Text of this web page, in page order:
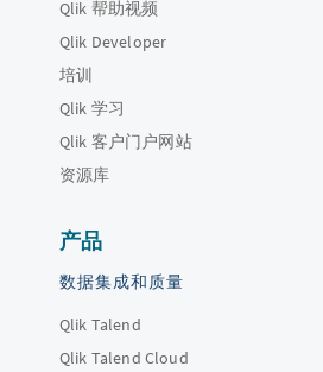
Qlik 帮助视频
Qlik Developer
培训
Qlik 学习
Qlik 客户门户网站
资源库
产品
数据集成和质量
Qlik Talend
Qlik Talend Cloud